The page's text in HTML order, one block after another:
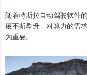
随着特斯拉自动驾驶软件
度不断攀升，对算力的需
为重要。